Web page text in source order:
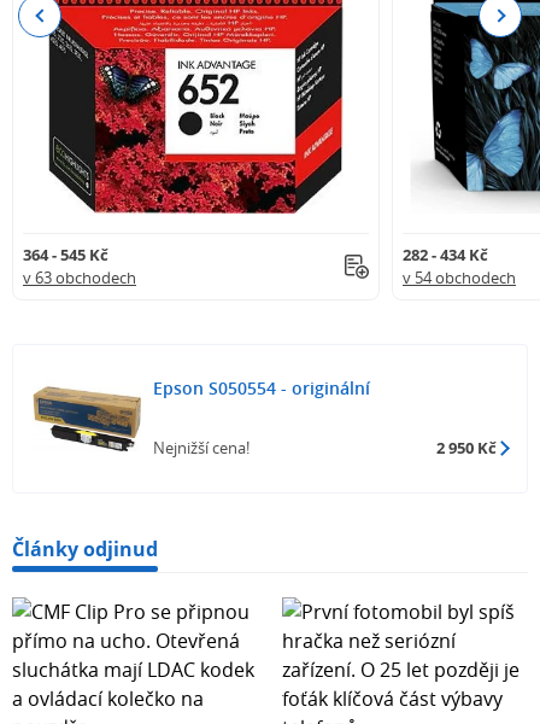
364 - 545 Kč
v 63 obchodech
282 - 434 Kč
v 54 obchodech
Previous Next
Epson S050554 - originální
Nejnižší cena! 2 950 Kč
Články odjinud